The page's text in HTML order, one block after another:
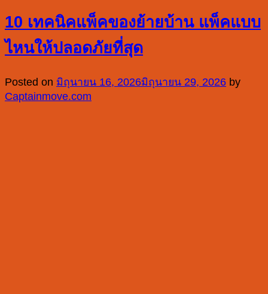
10 เทคนิคแพ็คของย้ายบ้าน แพ็คแบบ
ไหนให้ปลอดภัยที่สุด
Posted on มิถุนายน 16, 2026มิถุนายน 29, 2026 by
Captainmove.com